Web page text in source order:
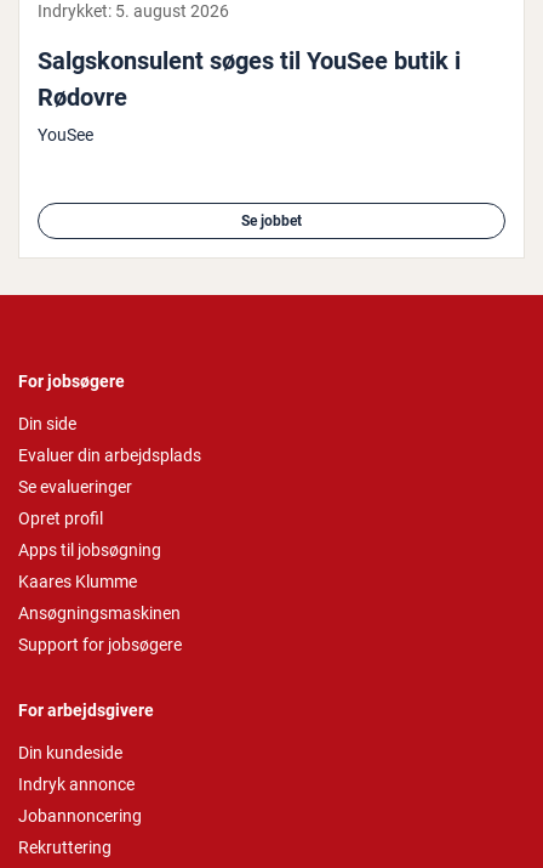
Indrykket: 5. august 2026
Salgs­kon­su­lent søges til YouSee butik i
Rødovre
YouSee
Se jobbet
For jobsøgere
Din side
Evaluer din arbejdsplads
Se evalueringer
Opret profil
Apps til jobsøgning
Kaares Klumme
Ansøgningsmaskinen
Support for jobsøgere
For arbejdsgivere
Din kundeside
Indryk annonce
Jobannoncering
Rekruttering